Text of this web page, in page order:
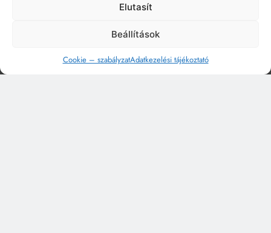
Elutasít
Beállítások
Cookie – szabályzatAdatkezelési tájékoztató